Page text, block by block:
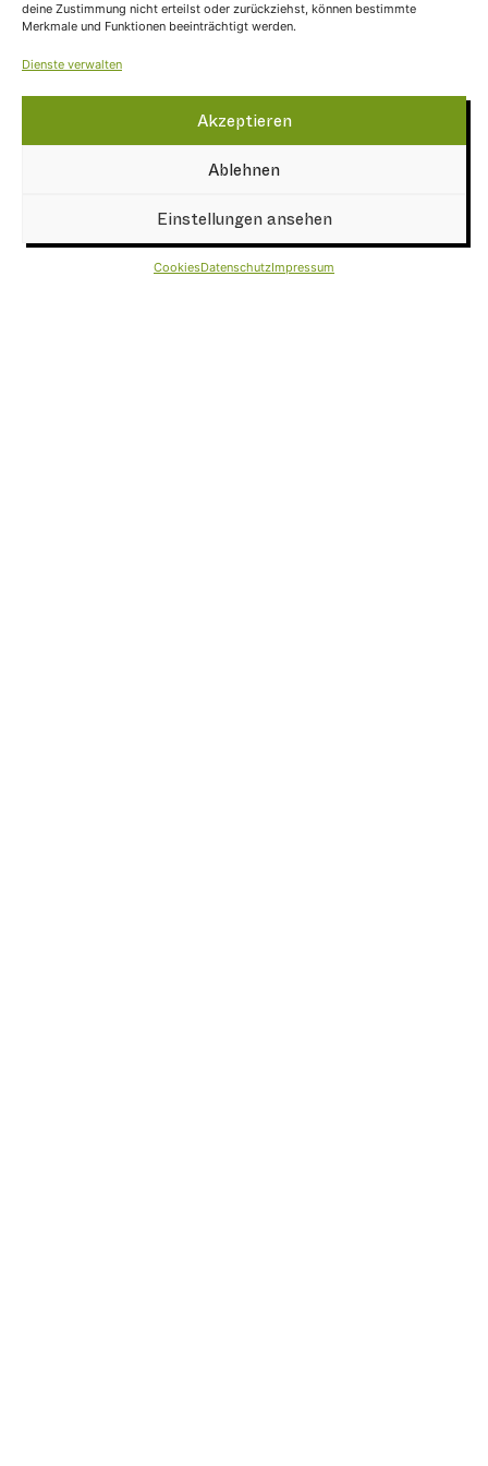
deine Zustimmung nicht erteilst oder zurückziehst, können bestimmte
Merkmale und Funktionen beeinträchtigt werden.
Dienste verwalten
Akzeptieren
Ablehnen
Einstellungen ansehen
CookiesDatenschutzImpressum
Sponsoren & Partner
NEWSLETTER